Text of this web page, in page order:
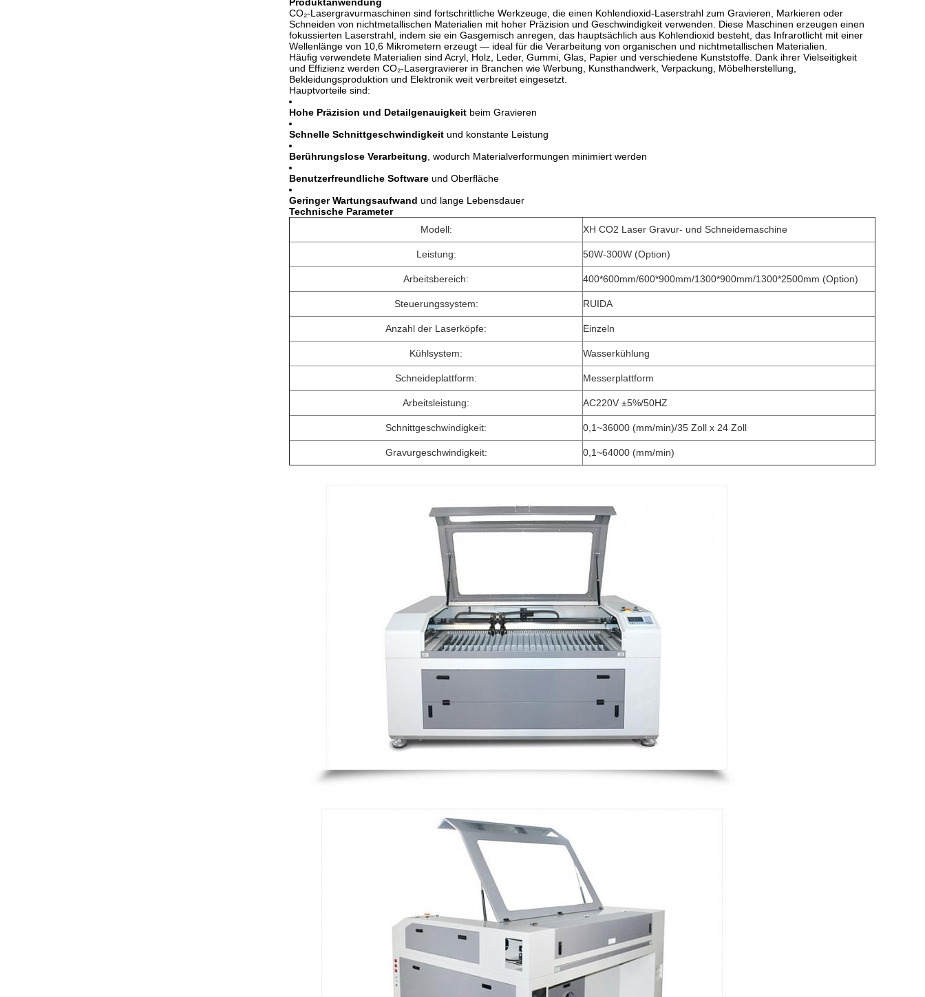
CO₂-Lasergravurmaschinen sind fortschrittliche Werkzeuge, die einen Kohlendioxid-Laserstrahl zum Gravieren, Markieren oder
Schneiden von nichtmetallischen Materialien mit hoher Präzision und Geschwindigkeit verwenden. Diese Maschinen erzeugen einen
fokussierten Laserstrahl, indem sie ein Gasgemisch anregen, das hauptsächlich aus Kohlendioxid besteht, das Infrarotlicht mit einer
Wellenlänge von 10,6 Mikrometern erzeugt — ideal für die Verarbeitung von organischen und nichtmetallischen Materialien.
Häufig verwendete Materialien sind Acryl, Holz, Leder, Gummi, Glas, Papier und verschiedene Kunststoffe. Dank ihrer Vielseitigkeit
und Effizienz werden CO₂-Lasergravierer in Branchen wie Werbung, Kunsthandwerk, Verpackung, Möbelherstellung,
Bekleidungsproduktion und Elektronik weit verbreitet eingesetzt.
Hauptvorteile sind:
Hohe Präzision und Detailgenauigkeit beim Gravieren
Schnelle Schnittgeschwindigkeit und konstante Leistung
Berührungslose Verarbeitung , wodurch Materialverformungen minimiert werden
Benutzerfreundliche Software und Oberfläche
Geringer Wartungsaufwand und lange Lebensdauer
Technische Parameter
Modell:
XH CO2 Laser Gravur- und Schneidemaschine
Leistung: 50W-300W (Option)
Arbeitsbereich: 400*600mm/600*900mm/1300*900mm/1300*2500mm (Option)
Steuerungssystem: RUIDA
Anzahl der Laserköpfe: Einzeln
Kühlsystem: Wasserkühlung
Schneideplattform: Messerplattform
Arbeitsleistung: AC220V ±5%/50HZ
Schnittgeschwindigkeit: 0,1~36000 (mm/min)/35 Zoll x 24 Zoll
Gravurgeschwindigkeit: 0,1~64000 (mm/min)